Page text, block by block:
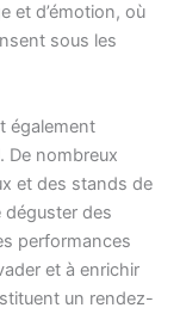
et d’émotion, où
sous les
également
De nombreux
et des stands de
des
performances
et à enrichir
un rendez-